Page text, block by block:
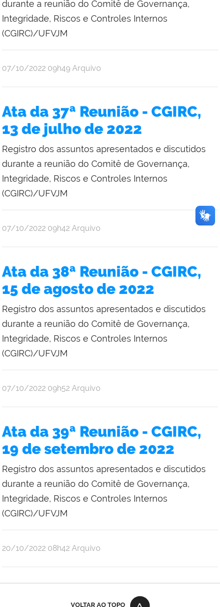
durante a reunião do Comitê de Governança,
Integridade, Riscos e Controles Internos
(CGIRC)/UFVJM
publicado
07/10/2022 09h49 Arquivo
Ata da 37ª Reunião - CGIRC,
13 de julho de 2022
Registro dos assuntos apresentados e discutidos
durante a reunião do Comitê de Governança,
Integridade, Riscos e Controles Internos
(CGIRC)/UFVJM
publicado
07/10/2022 09h42 Arquivo
Ata da 38ª Reunião - CGIRC,
15 de agosto de 2022
Registro dos assuntos apresentados e discutidos
durante a reunião do Comitê de Governança,
Integridade, Riscos e Controles Internos
(CGIRC)/UFVJM
publicado
07/10/2022 09h52 Arquivo
Ata da 39ª Reunião - CGIRC,
19 de setembro de 2022
Registro dos assuntos apresentados e discutidos
durante a reunião do Comitê de Governança,
Integridade, Riscos e Controles Internos
(CGIRC)/UFVJM
publicado
20/10/2022 08h42 Arquivo
VOLTAR AO TOPO